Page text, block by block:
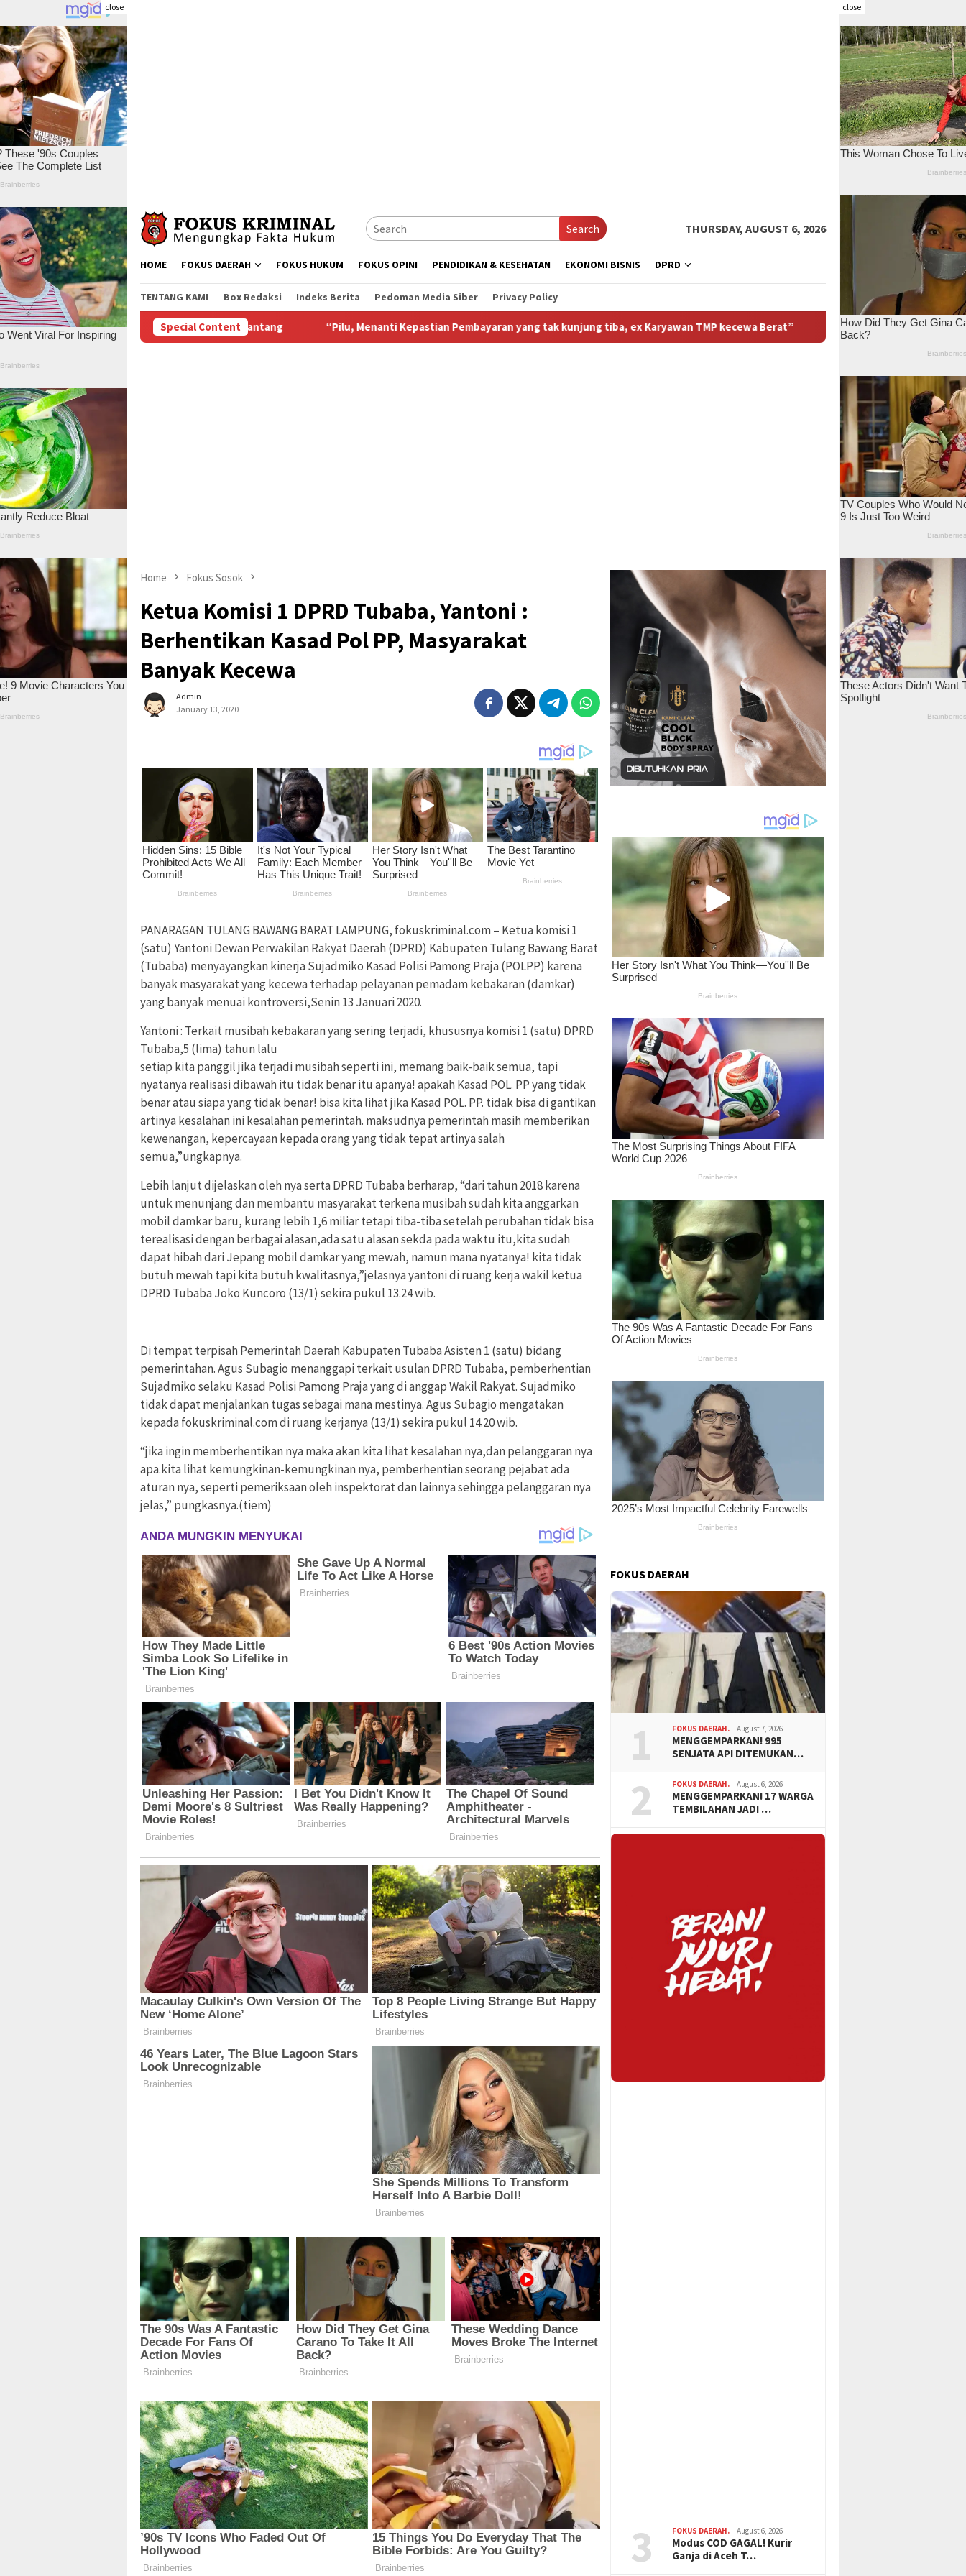
close close
Search THURSDAY, AUGUST 6, 2026
HOME FOKUS DAERAH FOKUS HUKUM FOKUS OPINI PENDIDIKAN & KESEHATAN EKONOMI BISNIS DPRD
TENTANG KAMI Box Redaksi Indeks Berita Pedoman Media Siber Privacy Policy
Special Content
Desa Lermantang “Pilu, Menanti Kepastian Pembayaran yang tak kunjung tiba, ex Karyawan TMP kecewa Berat”
Home Fokus Sosok
Ketua Komisi 1 DPRD Tubaba, Yantoni :
Berhentikan Kasad Pol PP, Masyarakat
Banyak Kecewa
Admin
January 13, 2020
PANARAGAN TULANG BAWANG BARAT LAMPUNG, fokuskriminal.com – Ketua komisi 1
(satu) Yantoni Dewan Perwakilan Rakyat Daerah (DPRD) Kabupaten Tulang Bawang Barat
(Tubaba) menyayangkan kinerja Sujadmiko Kasad Polisi Pamong Praja (POLPP) karena
banyak masyarakat yang kecewa terhadap pelayanan pemadam kebakaran (damkar)
yang banyak menuai kontroversi,Senin 13 Januari 2020.
Yantoni : Terkait musibah kebakaran yang sering terjadi, khususnya komisi 1 (satu) DPRD
Tubaba,5 (lima) tahun lalu
setiap kita panggil jika terjadi musibah seperti ini, memang baik-baik semua, tapi
nyatanya realisasi dibawah itu tidak benar itu apanya! apakah Kasad POL. PP yang tidak
benar atau siapa yang tidak benar! bisa kita lihat jika Kasad POL. PP. tidak bisa di gantikan
artinya kesalahan ini kesalahan pemerintah. maksudnya pemerintah masih memberikan
kewenangan, kepercayaan kepada orang yang tidak tepat artinya salah
semua,”ungkapnya.
Lebih lanjut dijelaskan oleh nya serta DPRD Tubaba berharap, “dari tahun 2018 karena
untuk menunjang dan membantu masyarakat terkena musibah sudah kita anggarkan
mobil damkar baru, kurang lebih 1,6 miliar tetapi tiba-tiba setelah perubahan tidak bisa
terealisasi dengan berbagai alasan,ada satu alasan sekda pada waktu itu,kita sudah
dapat hibah dari Jepang mobil damkar yang mewah, namun mana nyatanya! kita tidak
butuh mewah tapi kita butuh kwalitasnya,”jelasnya yantoni di ruang kerja wakil ketua
DPRD Tubaba Joko Kuncoro (13/1) sekira pukul 13.24 wib.
Di tempat terpisah Pemerintah Daerah Kabupaten Tubaba Asisten 1 (satu) bidang
pemerintahan. Agus Subagio menanggapi terkait usulan DPRD Tubaba, pemberhentian
Sujadmiko selaku Kasad Polisi Pamong Praja yang di anggap Wakil Rakyat. Sujadmiko
tidak dapat menjalankan tugas sebagai mana mestinya. Agus Subagio mengatakan
kepada fokuskriminal.com di ruang kerjanya (13/1) sekira pukul 14.20 wib.
“jika ingin memberhentikan nya maka akan kita lihat kesalahan nya,dan pelanggaran nya
apa.kita lihat kemungkinan-kemungkinan nya, pemberhentian seorang pejabat ada
aturan nya, seperti pemeriksaan oleh inspektorat dan lainnya sehingga pelanggaran nya
jelas,” pungkasnya.(tiem)
FOKUS DAERAH
1 FOKUS DAERAH. August 7, 2026
MENGGEMPARKAN! 995
SENJATA API DITEMUKAN…
2 FOKUS DAERAH. August 6, 2026
MENGGEMPARKAN! 17 WARGA
TEMBILAHAN JADI …
3 FOKUS DAERAH. August 6, 2026
Modus COD GAGAL! Kurir
Ganja di Aceh T…